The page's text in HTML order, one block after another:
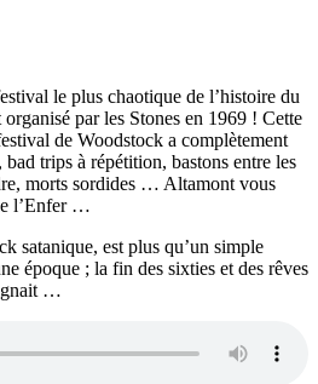
le plus chaotique de l’histoire du
par les Stones en 1969 ! Cette
de Woodstock a complètement
trips à répétition, bastons entre les
morts sordides … Altamont vous
l’Enfer …
satanique, est plus qu’un simple
époque ; la fin des sixties et des rêves
…